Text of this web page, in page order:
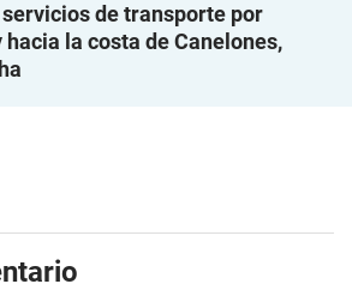
de transporte por
la costa de Canelones,